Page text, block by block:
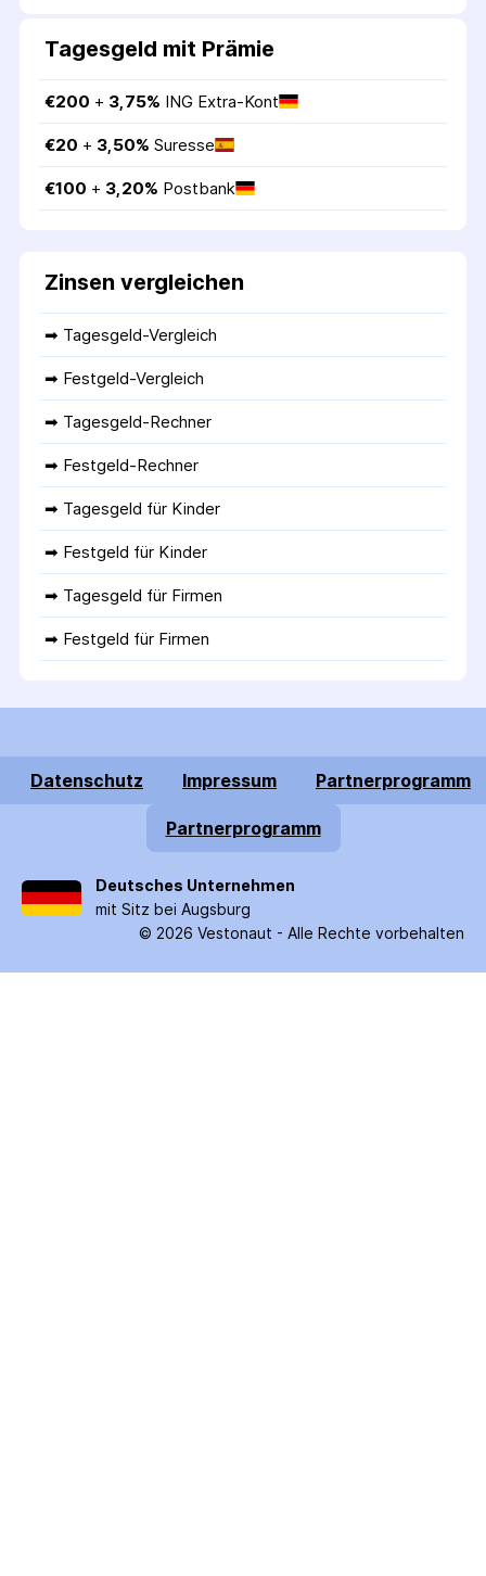
Tagesgeld mit Prämie
€200 + 3,75% ING Extra-Kont
€20 + 3,50% Suresse
€100 + 3,20% Postbank
Zinsen vergleichen
➡ Tagesgeld-Vergleich
➡ Festgeld-Vergleich
➡ Tagesgeld-Rechner
➡ Festgeld-Rechner
➡ Tagesgeld für Kinder
➡ Festgeld für Kinder
➡ Tagesgeld für Firmen
➡ Festgeld für Firmen
Datenschutz Impressum Partnerprogramm
Partnerprogramm
Deutsches Unternehmen
mit Sitz bei Augsburg
© 2026 Vestonaut - Alle Rechte vorbehalten